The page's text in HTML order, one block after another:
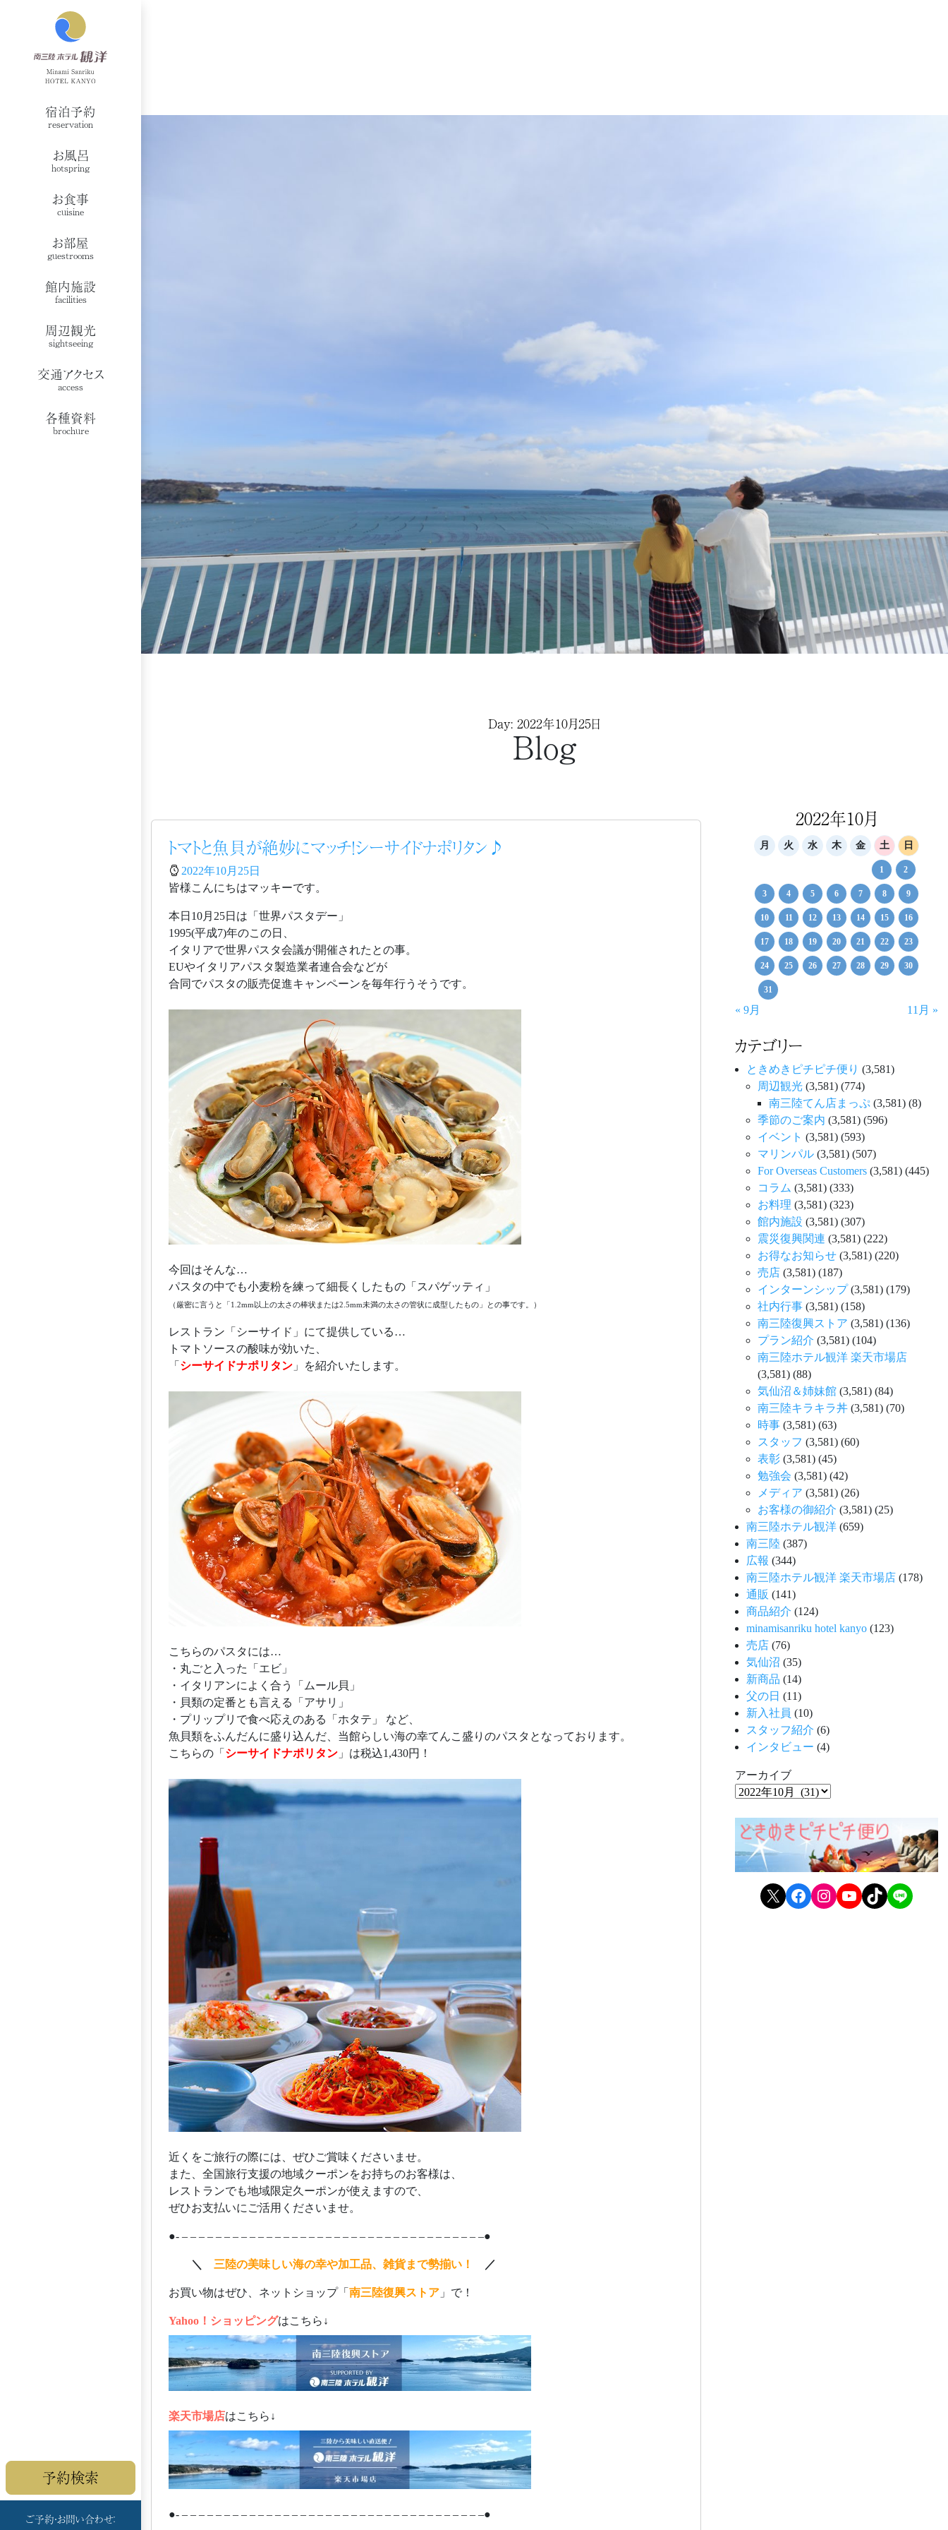
宿泊予約
reservation
お風呂
hotspring
お食事
cuisine
お部屋
guestrooms
館内施設
facilities
周辺観光
sightseeing
交通アクセス
access
各種資料
brochure
予約検索
ご予約・お問い合わせ：
Day: 2022年10月25日
Blog
トマトと魚貝が絶妙にマッチ！シーサイドナポリタン♪
2022年10月25日
皆様こんにちはマッキーです。
本日10月25日は「世界パスタデー」
1995(平成7)年のこの日、
イタリアで世界パスタ会議が開催されたとの事。
EUやイタリアパスタ製造業者連合会などが
合同でパスタの販売促進キャンペーンを毎年行うそうです。
今回はそんな…
パスタの中でも小麦粉を練って細長くしたもの「スパゲッティ」
（厳密に言うと「1.2mm以上の太さの棒状または2.5mm未満の太さの管状に成型したもの」との事です。）
レストラン「シーサイド」にて提供している…
トマトソースの酸味が効いた、
「 シーサイドナポリタン 」を紹介いたします。
こちらのパスタには…
・丸ごと入った「エビ」
・イタリアンによく合う「ムール貝」
・貝類の定番とも言える「アサリ」
・プリップリで食べ応えのある「ホタテ」 など、
魚貝類をふんだんに盛り込んだ、当館らしい海の幸てんこ盛りのパスタとなっております。
こちらの「 シーサイドナポリタン 」は税込1,430円！
近くをご旅行の際には、ぜひご賞味くださいませ。
また、全国旅行支援の地域クーポンをお持ちのお客様は、
レストランでも地域限定久ーポンが使えますので、
ぜひお支払いにご活用くださいませ。
●- – – – – – – – – – – – – – – – – – – – – – – – – – – – – – – – – – – – –●
＼ 三陸の美味しい海の幸や加工品、雑貨まで勢揃い！ ／
お買い物はぜひ、ネットショップ「 南三陸復興ストア 」で！
Yahoo！ショッピングはこちら↓
楽天市場店はこちら↓
●- – – – – – – – – – – – – – – – – – – – – – – – – – – – – – – – – – – – –●
2022年10月
月 火 水 木 金 土 日
1 2
3 4 5 6 7 8 9
10 11 12 13 14 15 16
17 18 19 20 21 22 23
24 25 26 27 28 29 30
31
« 9月 11月 »
カテゴリー
ときめきピチピチ便り (3,581)
周辺観光 (3,581) (774)
南三陸てん店まっぷ (3,581) (8)
季節のご案内 (3,581) (596)
イベント (3,581) (593)
マリンパル (3,581) (507)
For Overseas Customers (3,581) (445)
コラム (3,581) (333)
お料理 (3,581) (323)
館内施設 (3,581) (307)
震災復興関連 (3,581) (222)
お得なお知らせ (3,581) (220)
売店 (3,581) (187)
インターンシップ(3,581) (179)
社内行事 (3,581) (158)
南三陸復興ストア (3,581) (136)
プラン紹介 (3,581) (104)
南三陸ホテル観洋 楽天市場店
(3,581) (88)
気仙沼＆姉妹館 (3,581) (84)
南三陸キラキラ丼 (3,581) (70)
時事 (3,581) (63)
スタッフ (3,581) (60)
表彰 (3,581) (45)
勉強会 (3,581) (42)
メディア (3,581) (26)
お客様の御紹介 (3,581) (25)
南三陸ホテル観洋 (659)
南三陸 (387)
広報 (344)
南三陸ホテル観洋 楽天市場店 (178)
通販 (141)
商品紹介 (124)
minamisanriku hotel kanyo (123)
売店 (76)
気仙沼 (35)
新商品 (14)
父の日 (11)
新入社員 (10)
スタッフ紹介 (6)
インタビュー (4)
アーカイブ
X Facebook Instagram YouTube TikTok LINE